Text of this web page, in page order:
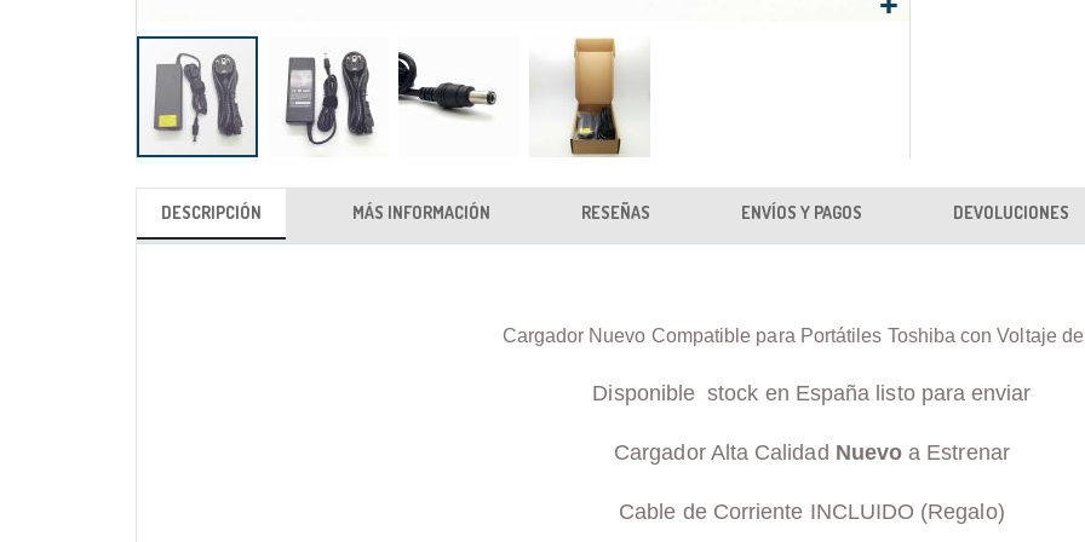
DESCRIPCIÓN
Cargador Nuevo Compatible para Portátiles Toshiba con Voltaje de
Disponible stock en España listo para enviar
Cargador Alta Calidad Nuevo a Estrenar
Cable de Corriente INCLUIDO (Regalo)
MÁS INFORMACIÓN RESEÑAS ENVÍOS Y PAGOS DEVOLUCIONES